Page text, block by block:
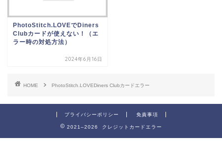
PhotoStitch.LOVEでDiners
Clubカードが使えない！（エ
ラー時の対処方法）
2024年6月16日
HOME PhotoStitch.LOVEDiners Clubカードエラー
プライバシーポリシー 免責事項
2021–2026 クレジットカードエラー